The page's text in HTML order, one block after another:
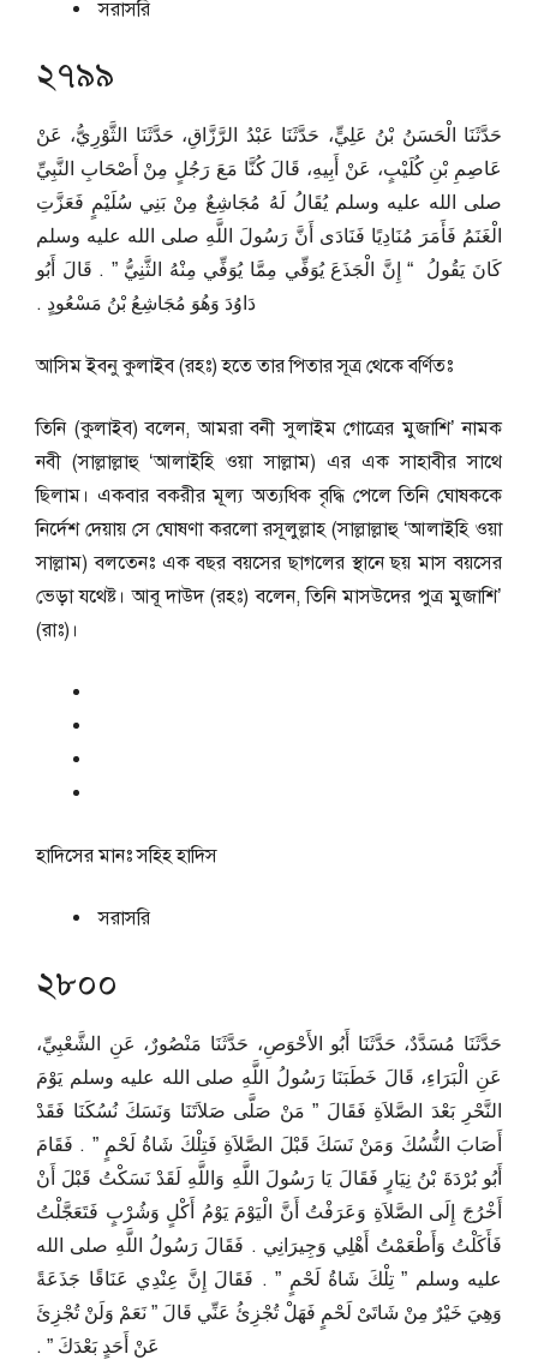
সরাসরি
২৭৯৯
حَدَّثَنَا الْحَسَنُ بْنُ عَلِيٍّ، حَدَّثَنَا عَبْدُ الرَّزَّاقِ، حَدَّثَنَا الثَّوْرِيُّ، عَنْ
عَاصِمِ بْنِ كُلَيْبٍ، عَنْ أَبِيهِ، قَالَ كُنَّا مَعَ رَجُلٍ مِنْ أَصْحَابِ النَّبِيِّ
صلى الله عليه وسلم يُقَالُ لَهُ مُجَاشِعٌ مِنْ بَنِي سُلَيْمٍ فَعَزَّتِ
الْغَنَمُ فَأَمَرَ مُنَادِيًا فَنَادَى أَنَّ رَسُولَ اللَّهِ صلى الله عليه وسلم
كَانَ يَقُولُ ‏ “‏ إِنَّ الْجَذَعَ يُوَفِّي مِمَّا يُوَفِّي مِنْهُ الثَّنِيُّ ‏”‏ ‏.‏ قَالَ أَبُو
دَاوُدَ وَهُوَ مُجَاشِعُ بْنُ مَسْعُودٍ ‏.‏
আসিম ইবনু কুলাইব (রহঃ) হতে তার পিতার সূত্র থেকে বর্ণিতঃ
তিনি (কুলাইব) বলেন, আমরা বনী সুলাইম গোত্রের মুজাশি’ নামক
নবী (সাল্লাল্লাহু ‘আলাইহি ওয়া সাল্লাম) এর এক সাহাবীর সাথে
ছিলাম। একবার বকরীর মূল্য অত্যধিক বৃদ্ধি পেলে তিনি ঘোষককে
নির্দেশ দেয়ায় সে ঘোষণা করলো রসূলুল্লাহ (সাল্লাল্লাহু ‘আলাইহি ওয়া
সাল্লাম) বলতেনঃ এক বছর বয়সের ছাগলের স্থানে ছয় মাস বয়সের
ভেড়া যথেষ্ট। আবূ দাউদ (রহঃ) বলেন, তিনি মাসউদের পুত্র মুজাশি’
(রাঃ)।
হাদিসের মানঃসহিহ হাদিস
সরাসরি
২৮০০
حَدَّثَنَا مُسَدَّدٌ، حَدَّثَنَا أَبُو الأَحْوَصِ، حَدَّثَنَا مَنْصُورٌ، عَنِ الشَّعْبِيِّ،
عَنِ الْبَرَاءِ، قَالَ خَطَبَنَا رَسُولُ اللَّهِ صلى الله عليه وسلم يَوْمَ
النَّحْرِ بَعْدَ الصَّلاَةِ فَقَالَ ‏”‏ مَنْ صَلَّى صَلاَتَنَا وَنَسَكَ نُسُكَنَا فَقَدْ
أَصَابَ النُّسُكَ وَمَنْ نَسَكَ قَبْلَ الصَّلاَةِ فَتِلْكَ شَاةُ لَحْمٍ ‏”‏ ‏.‏ فَقَامَ
أَبُو بُرْدَةَ بْنُ نِيَارٍ فَقَالَ يَا رَسُولَ اللَّهِ وَاللَّهِ لَقَدْ نَسَكْتُ قَبْلَ أَنْ
أَخْرُجَ إِلَى الصَّلاَةِ وَعَرَفْتُ أَنَّ الْيَوْمَ يَوْمُ أَكْلٍ وَشُرْبٍ فَتَعَجَّلْتُ
فَأَكَلْتُ وَأَطْعَمْتُ أَهْلِي وَجِيرَانِي ‏.‏ فَقَالَ رَسُولُ اللَّهِ صلى الله
عليه وسلم ‏”‏ تِلْكَ شَاةُ لَحْمٍ ‏”‏ ‏.‏ فَقَالَ إِنَّ عِنْدِي عَنَاقًا جَذَعَةً
وَهِيَ خَيْرٌ مِنْ شَاتَىْ لَحْمٍ فَهَلْ تُجْزِئُ عَنِّي قَالَ ‏”‏ نَعَمْ وَلَنْ تُجْزِئَ
عَنْ أَحَدٍ بَعْدَكَ ‏”‏ ‏.‏